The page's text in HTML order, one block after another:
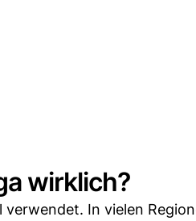
wirklich?
In vielen